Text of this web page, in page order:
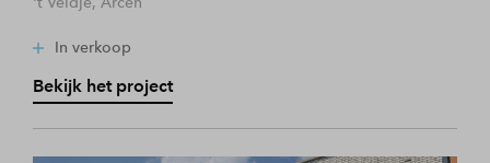
In verkoop
Bekijk het project